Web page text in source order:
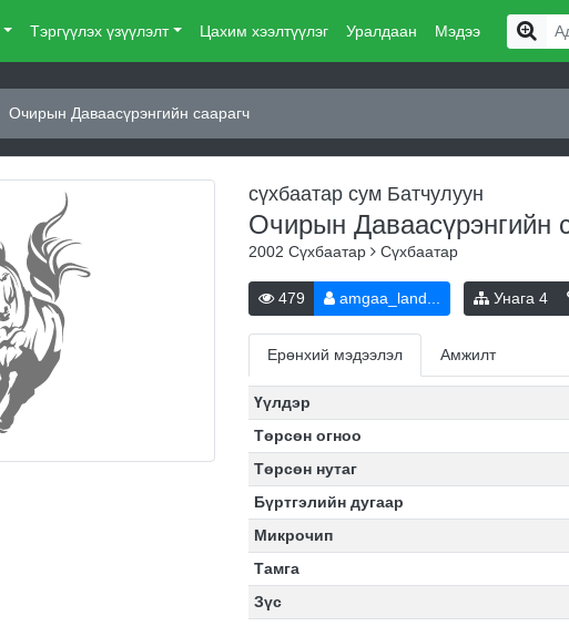
Тэргүүлэх үзүүлэлт Цахим хээлтүүлэг Уралдаан Мэдээ
Очирын Даваасүрэнгийн саарагч
сүхбаатар сум Батчулуун
Очирын Даваасүрэнгийн
2002 Сүхбаатар Сүхбаатар
479 amgaa_land... Унага 4
Ерөнхий мэдээлэл Амжилт
Үүлдэр
Төрсөн огноо
Төрсөн нутаг
Бүртгэлийн дугаар
Микрочип
Тамга
Зүс